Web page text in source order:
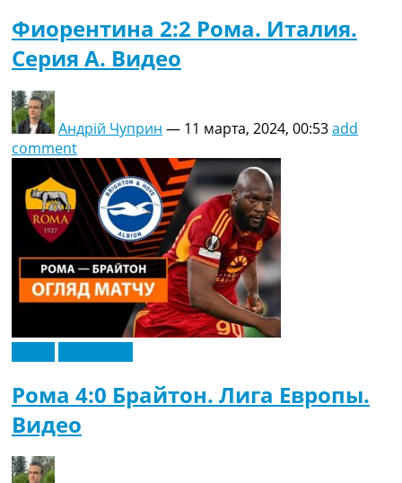
Фиорентина 2:2 Рома. Италия.
Серия A. Видео
Андрій Чуприн — 11 марта, 2024, 00:53add
comment
Рома 4:0 Брайтон. Лига Европы.
Видео